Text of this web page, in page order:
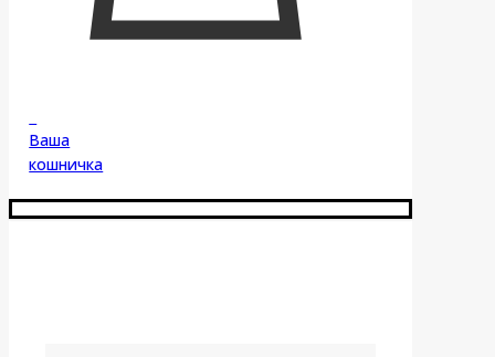
Ваша
кошничка